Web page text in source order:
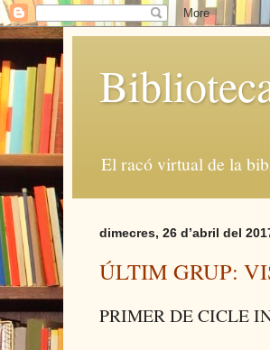
El racó virtual de la
dimecres, 26 d’abril del
ÚLTIM GRUP:
PRIMER DE CICLE